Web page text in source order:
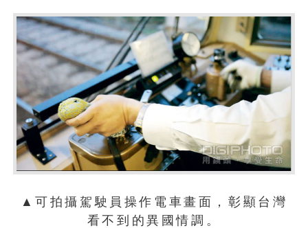
▲可拍攝駕駛員操作電車畫面，彰顯台灣
看不到的異國情調。